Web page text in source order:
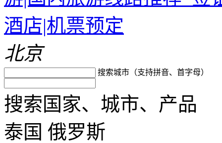
北京
搜索城市（支持拼音、首字母）
搜索国家、城市、产品
泰国 俄罗斯